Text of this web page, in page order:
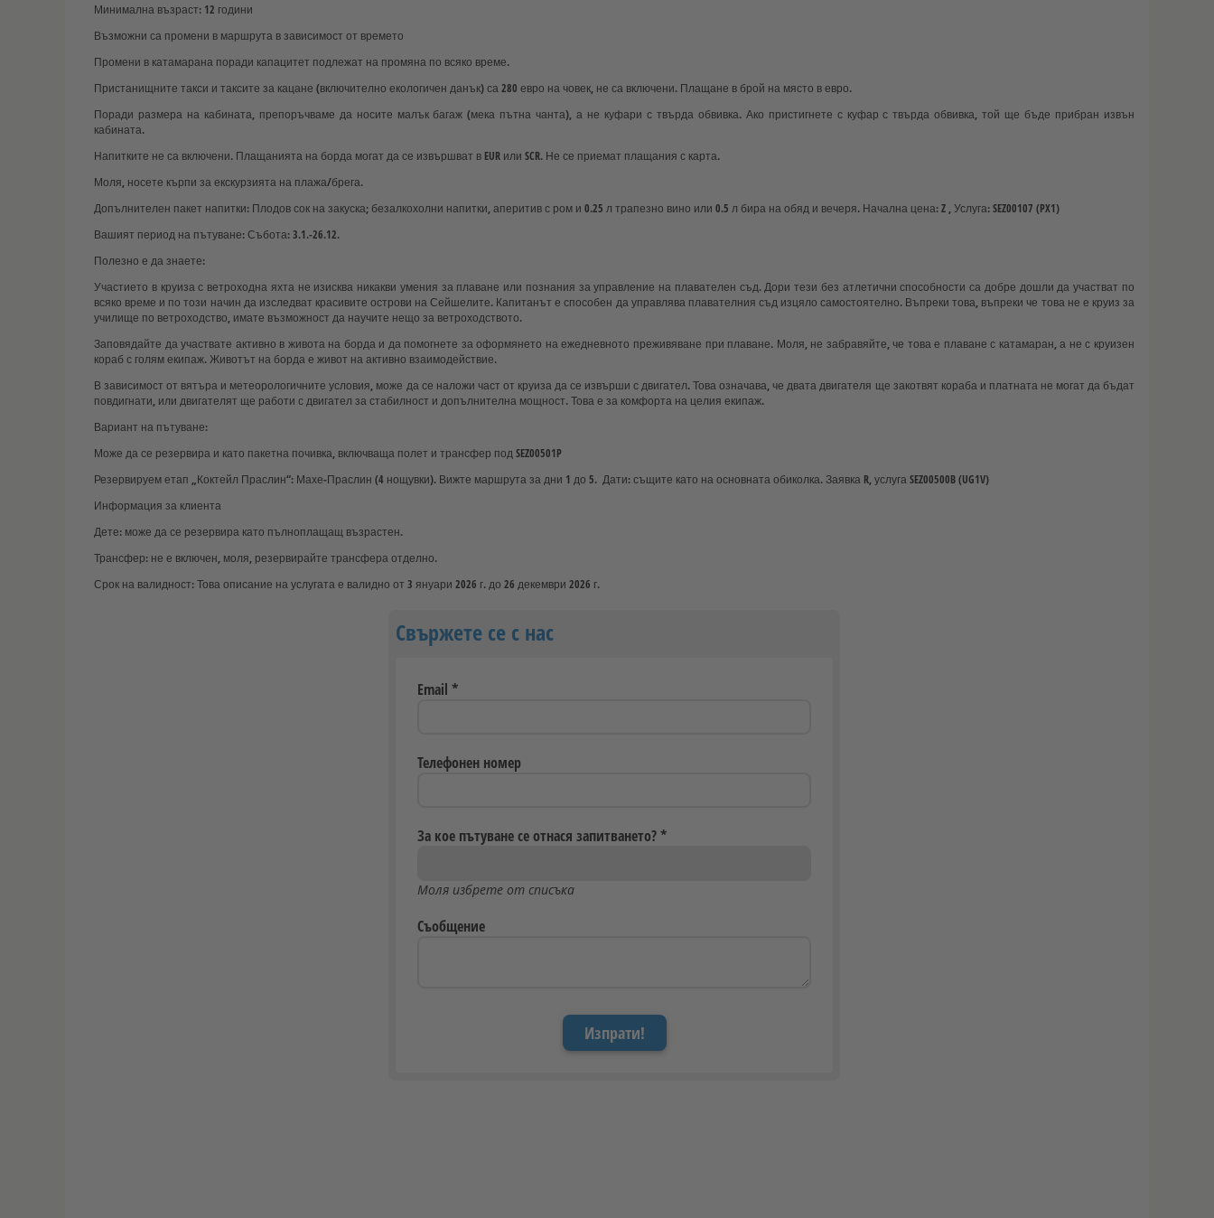
Минимална възраст: 12 години
Възможни са промени в маршрута в зависимост от времето
Промени в катамарана поради капацитет подлежат на промяна по всяко време.
Пристанищните такси и таксите за кацане (включително екологичен данък) са 280 евро на човек, не са включени. Плащане в брой на място в евро.
Поради размера на кабината, препоръчваме да носите малък багаж (мека пътна чанта), а не куфари с твърда обвивка. Ако пристигнете с куфар с твърда обвивка, той ще бъде прибран извън
кабината.
Напитките не са включени. Плащанията на борда могат да се извършват в EUR или SCR. Не се приемат плащания с карта.
Моля, носете кърпи за екскурзията на плажа/брега.
Допълнителен пакет напитки: Плодов сок на закуска; безалкохолни напитки, аперитив с ром и 0.25 л трапезно вино или 0.5 л бира на обяд и вечеря. Начална цена: Z , Услуга: SEZ00107 (PX1)
Вашият период на пътуване: Събота: 3.1.-26.12.
Полезно е да знаете:
Участието в круиза с ветроходна яхта не изисква никакви умения за плаване или познания за управление на плавателен съд. Дори тези без атлетични способности са добре дошли да участват по
всяко време и по този начин да изследват красивите острови на Сейшелите. Капитанът е способен да управлява плавателния съд изцяло самостоятелно. Въпреки това, въпреки че това не е круиз за
училище по ветроходство, имате възможност да научите нещо за ветроходството.
Заповядайте да участвате активно в живота на борда и да помогнете за оформянето на ежедневното преживяване при плаване. Моля, не забравяйте, че това е плаване с катамаран, а не с круизен
кораб с голям екипаж. Животът на борда е живот на активно взаимодействие.
В зависимост от вятъра и метеорологичните условия, може да се наложи част от круиза да се извърши с двигател. Това означава, че двата двигателя ще закотвят кораба и платната не могат да бъдат
повдигнати, или двигателят ще работи с двигател за стабилност и допълнителна мощност. Това е за комфорта на целия екипаж.
Вариант на пътуване:
Може да се резервира и като пакетна почивка, включваща полет и трансфер под SEZ00501P
Резервируем етап „Коктейл Праслин“: Махе-Праслин (4 нощувки). Вижте маршрута за дни 1 до 5. Дати: същите като на основната обиколка. Заявка R, услуга SEZ00500B (UG1V)
Информация за клиента
Дете: може да се резервира като пълноплащащ възрастен.
Трансфер: не е включен, моля, резервирайте трансфера отделно.
Срок на валидност: Това описание на услугата е валидно от 3 януари 2026 г. до 26 декември 2026 г.
Свържете се с нас
Email *
Телефонен номер
За кое пътуване се отнася запитването?*
Моля избрете от списъка
Съобщение
Изпрати!